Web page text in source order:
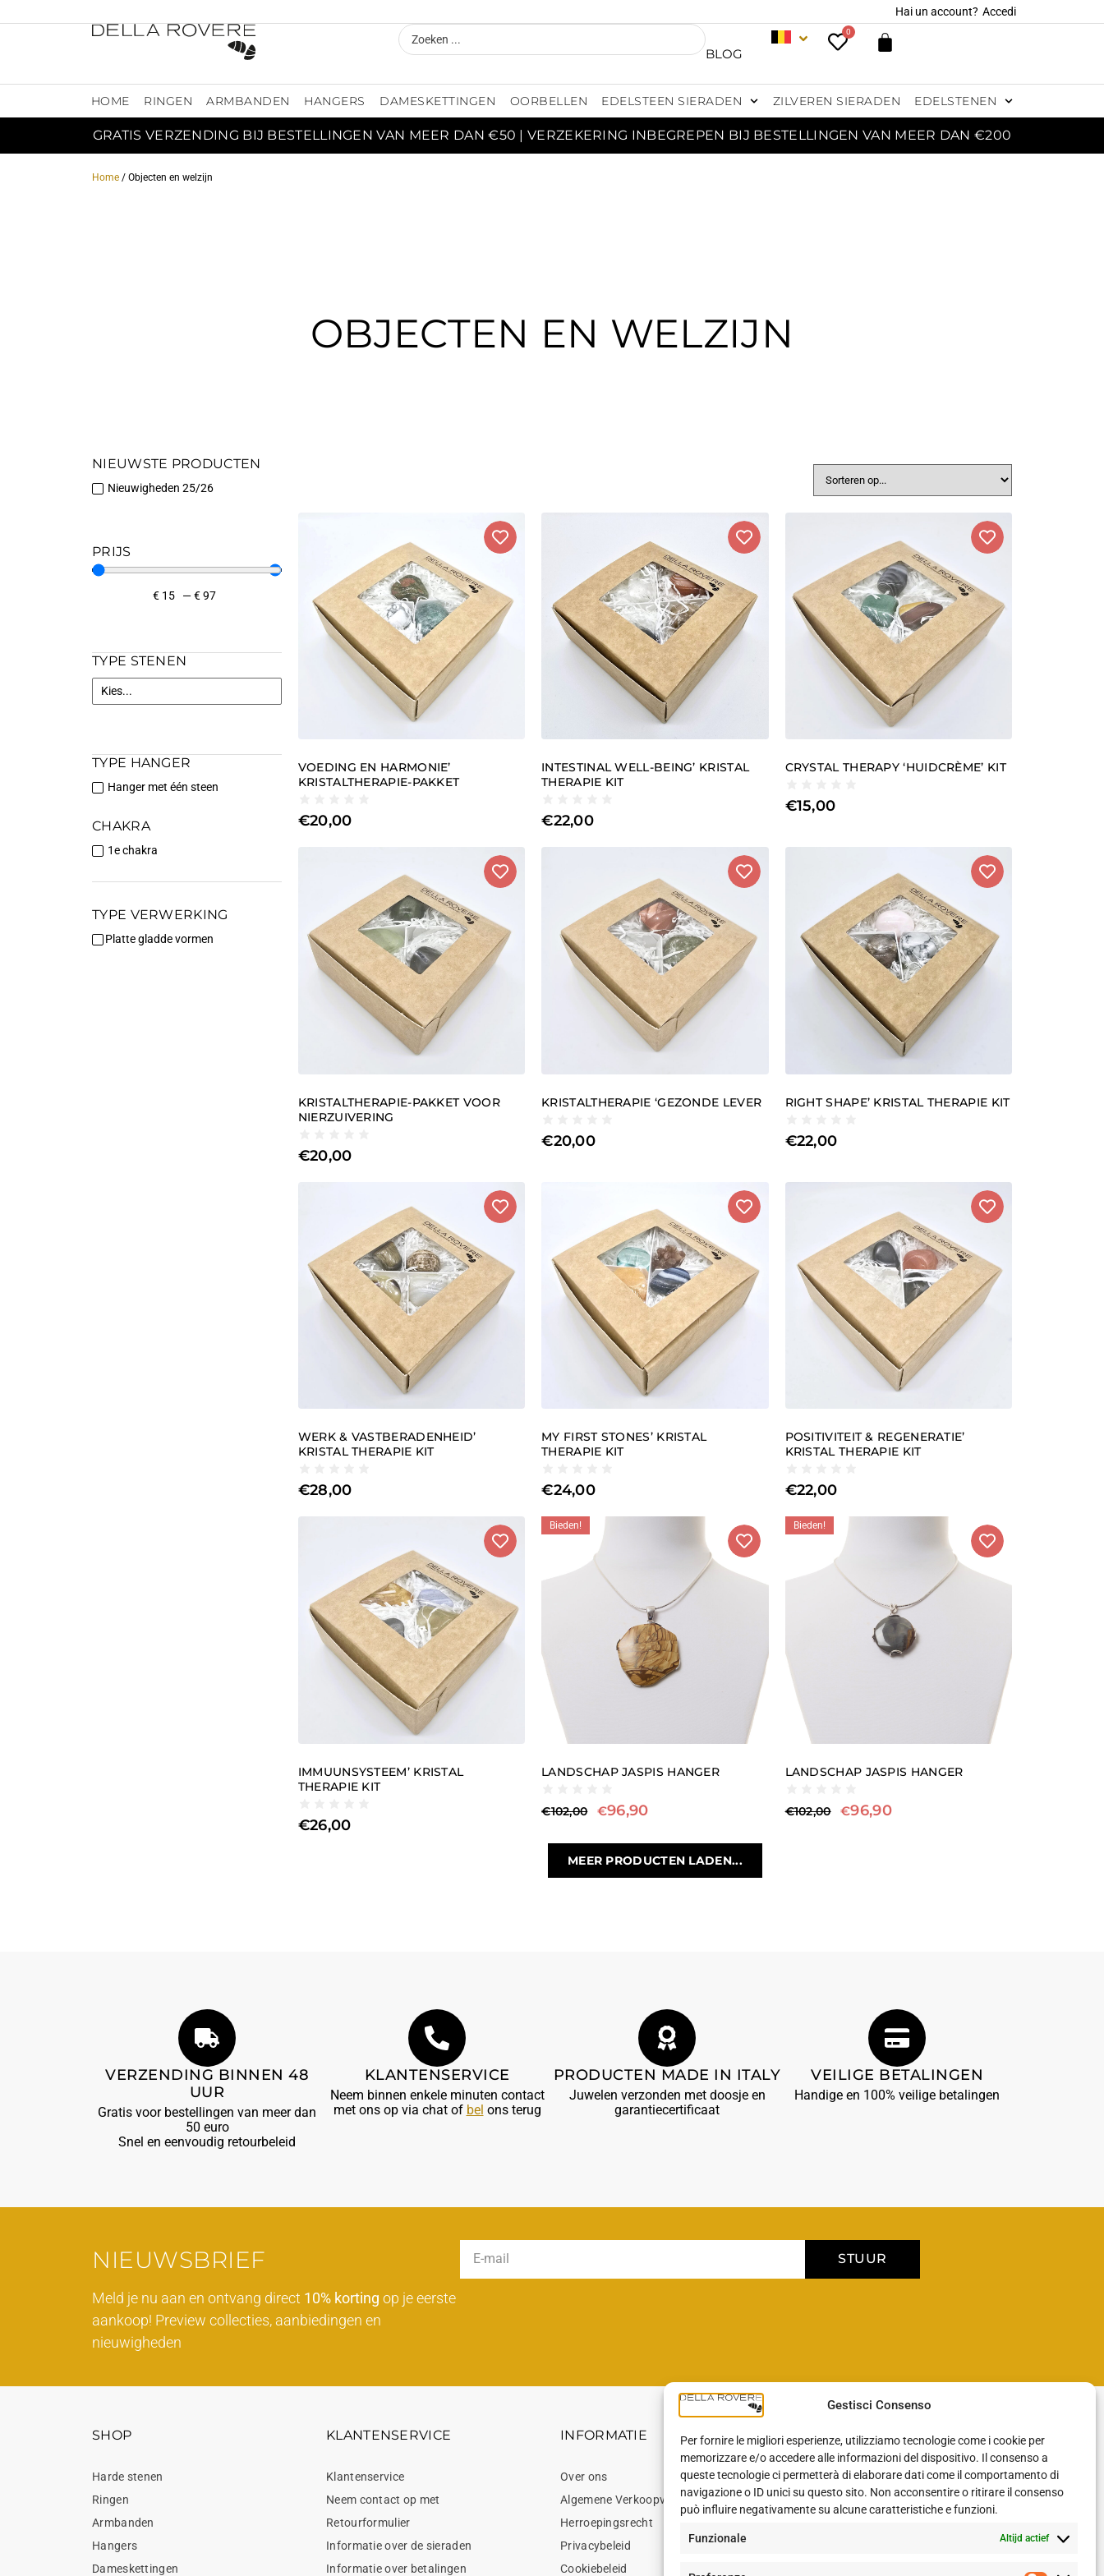
Gestisci Consenso
Per fornire le migliori esperienze, utilizziamo tecnologie come i cookie per
memorizzare e/o accedere alle informazioni del dispositivo. Il consenso a
queste tecnologie ci permetterà di elaborare dati come il comportamento di
navigazione o ID unici su questo sito. Non acconsentire o ritirare il consenso
può influire negativamente su alcune caratteristiche e funzioni.
Funzionale Altijd actief
Hai un account? Accedi
BLOG
0
HOME RINGEN ARMBANDEN HANGERS DAMESKETTINGEN OORBELLEN EDELSTEEN SIERADEN ZILVEREN SIERADEN EDELSTENEN
GRATIS VERZENDING BIJ BESTELLINGEN VAN MEER DAN €50 | VERZEKERING INBEGREPEN BIJ BESTELLINGEN VAN MEER DAN €200
Home / Objecten en welzijn
OBJECTEN EN WELZIJN
NIEUWSTE PRODUCTEN
Nieuwigheden 25/26
PRIJS
€ 15 —€97
TYPE STENEN
TYPE HANGER
Hanger met één steen
CHAKRA
1e chakra
TYPE VERWERKING
Platte gladde vormen
VOEDING EN HARMONIE’
KRISTALTHERAPIE-PAKKET
€20,00
INTESTINAL WELL-BEING’ KRISTAL
THERAPIE KIT
€22,00
CRYSTAL THERAPY ‘HUIDCRÈME’ KIT
€15,00
KRISTALTHERAPIE-PAKKET VOOR
NIERZUIVERING
€20,00
KRISTALTHERAPIE ‘GEZONDE LEVER
€20,00
RIGHT SHAPE’ KRISTAL THERAPIE KIT
€22,00
WERK & VASTBERADENHEID’
KRISTAL THERAPIE KIT
€28,00
MY FIRST STONES’ KRISTAL
THERAPIE KIT
€24,00
POSITIVITEIT & REGENERATIE’
KRISTAL THERAPIE KIT
€22,00
IMMUUNSYSTEEM’ KRISTAL
THERAPIE KIT
€26,00
Bieden!
LANDSCHAP JASPIS HANGER
€102,00 €96,90
Bieden!
LANDSCHAP JASPIS HANGER
€102,00 €96,90
MEER PRODUCTEN LADEN...
VERZENDING BINNEN 48
UUR
Gratis voor bestellingen van meer dan
50 euro
Snel en eenvoudig retourbeleid
KLANTENSERVICE
Neem binnen enkele minuten contact
met ons op via chat of bel ons terug
PRODUCTEN MADE IN ITALY
Juwelen verzonden met doosje en
garantiecertificaat
VEILIGE BETALINGEN
Handige en 100% veilige betalingen
NIEUWSBRIEF
Meld je nu aan en ontvang direct 10% korting op je eerste
aankoop! Preview collecties, aanbiedingen en
nieuwigheden
STUUR
SHOP
Harde stenen
Ringen
Armbanden
Hangers
Dameskettingen
KLANTENSERVICE
Klantenservice
Neem contact op met
Retourformulier
Informatie over de sieraden
Informatie over betalingen
INFORMATIE
Over ons
Algemene Verkoopvoorwaarden
Herroepingsrecht
Privacybeleid
Cookiebeleid
BLOG
Blog